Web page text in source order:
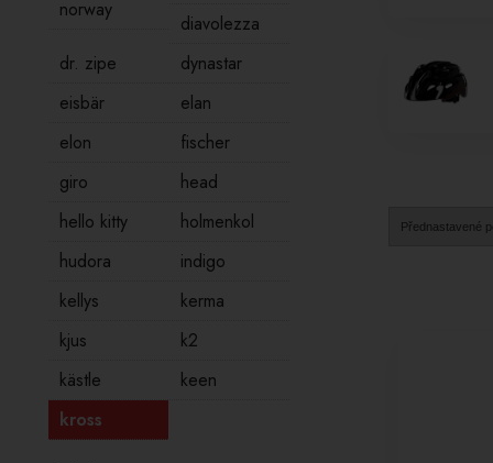
navrženo s
norway
diavolezza
dr. zipe
dynastar
eisbär
elan
elon
fischer
giro
head
hello kitty
holmenkol
hudora
indigo
kellys
kerma
kjus
k2
kästle
keen
kross